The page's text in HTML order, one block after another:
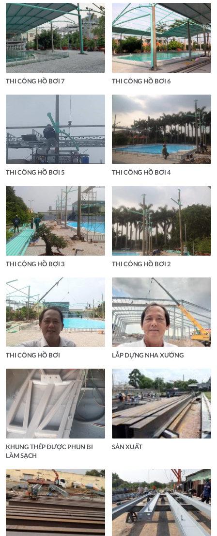
THI CÔNG HỒ BƠI 7 THI CÔNG HỒ BƠI 6
THI CÔNG HỒ BƠI 5 THI CÔNG HỒ BƠI 4
THI CÔNG HỒ BƠI 3 THI CÔNG HỒ BƠI 2
THI CÔNG HỒ BƠI LẮP DỰNG NHA XƯỞNG
KHUNG THÉP ĐƯỢC PHUN BI
LÀM SẠCH
SẢN XUẤT